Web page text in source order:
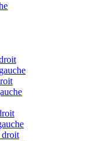
droit